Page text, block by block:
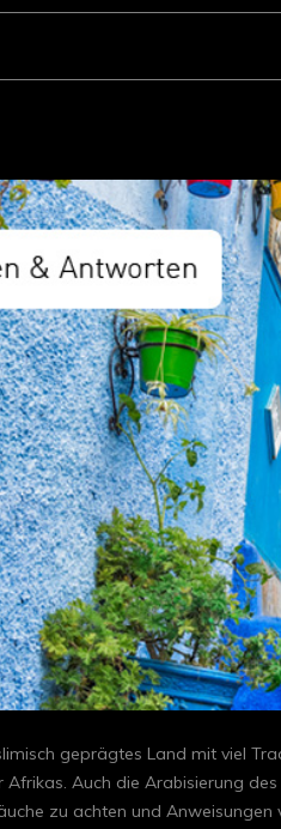
geprägtes Land mit viel
Afrikas. Auch die Arabisierung
zu achten und